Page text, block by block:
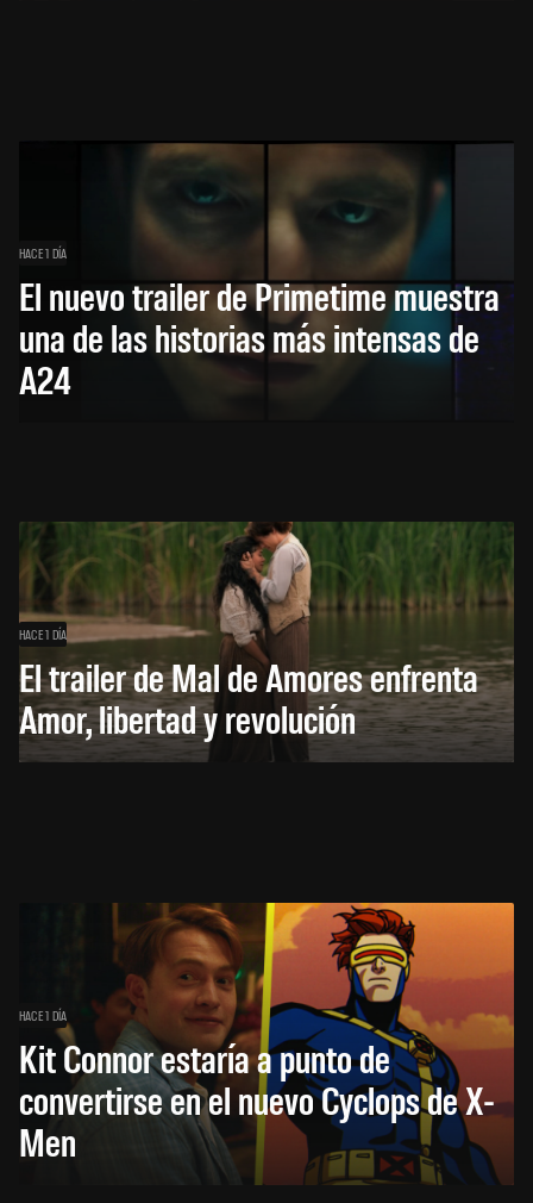
HACE 1 DÍA
El nuevo trailer de Primetime muestra
una de las historias más intensas de
A24
HACE 1 DÍA
El trailer de Mal de Amores enfrenta
Amor, libertad y revolución
HACE 1 DÍA
Kit Connor estaría a punto de
convertirse en el nuevo Cyclops de X-
Men